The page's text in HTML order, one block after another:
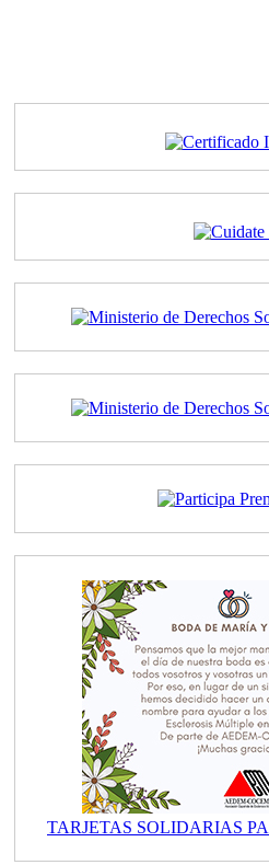
TARJETAS SOLIDARIAS